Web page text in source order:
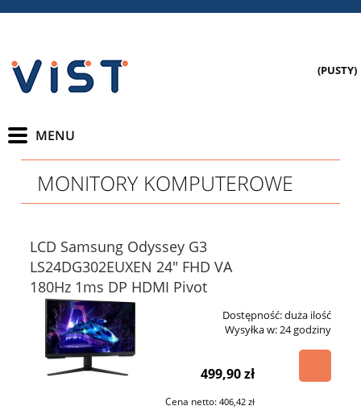
(PUSTY)
MONITORY KOMPUTEROWE
LCD Samsung Odyssey G3
LS24DG302EUXEN 24" FHD VA
180Hz 1ms DP HDMI Pivot
Dostępność:duża ilość
Wysyłka w:24 godziny
499,90 zł
Cena netto:406,42 zł